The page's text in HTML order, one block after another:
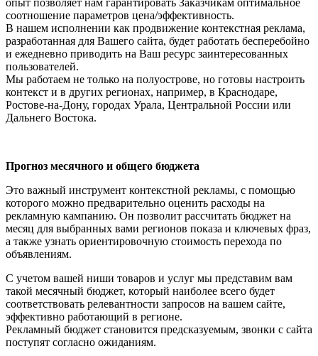
опыт позволяет нам гарантировать Заказчикам оптимальное
соотношение параметров цена/эффективность.
В нашем исполнении как продвижение контекстная реклама,
разработанная для Вашего сайта, будет работать бесперебойно
и ежедневно приводить на Ваш ресурс заинтересованных
пользователей.
Мы работаем не только на полуострове, но готовы настроить
контекст и в других регионах, например, в Краснодаре,
Ростове-на-Дону, городах Урала, Центральной России или
Дальнего Востока.
Прогноз месячного и общего бюджета
Это важный инструмент контекстной рекламы, с помощью
которого можно предварительно оценить расходы на
рекламную кампанию. Он позволит рассчитать бюджет на
месяц для выбранных вами регионов показа и ключевых фраз,
а также узнать ориентировочную стоимость перехода по
объявлениям.
С учетом вашей ниши товаров и услуг мы представим вам
такой месячный бюджет, который наиболее всего будет
соответствовать релевантности запросов на вашем сайте,
эффективно работающий в регионе.
Рекламный бюджет становится предсказуемым, звонки с сайта
поступят согласно ожиданиям.